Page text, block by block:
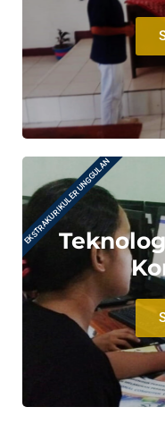
EKSTRAKURIKULER UNGGULAN